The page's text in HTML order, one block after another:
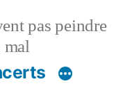
pas peindre
mal